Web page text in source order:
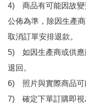
4)　商品有可能因故
公佈為準，除因生產
取消訂單安排退款。
5)　如因生產商或供
退回。
6)　照片與實際商品可
7)　確定下單訂購即